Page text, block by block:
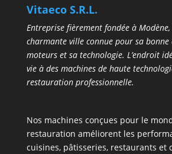
Vitaeco S.R.L.
Entreprise fièrement fondée à
charmante ville connue pour sa bonne
moteurs et sa technologie. L’endroit
vie à des machines de haute
restauration professionnelle.
Nos machines conçues pour le
restauration améliorent les
cuisines, pâtisseries, restaurants et